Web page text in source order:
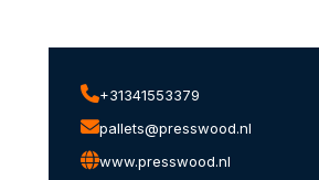
+31341553379
pallets@presswood.nl
www.presswood.nl